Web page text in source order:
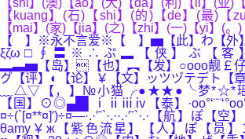
【shi】(澳)【ao】(大)【da】(利)【li】(亚)
【kuang】(石)【shi】(的)【de】(最)【
【mai】(家)【jia】(之)【zhi】(一)【yi】(。)
【 】※永不言爱※【 】▅【此】わ【外
ξζω□∮〓※∴ぷ▂【侠】ぶ【客】
▂▃▅【岛】【也】︻【发】○оοo靓￡仔
グ【评】◐【论】￥【文】ッツヅテデト【
﹏△▽【，】№小猫╭●★★●╰梦*☆*
【国】⊙◎▄█▌ⅰⅱⅲⅳ【泰】
¤÷(`[¤**¤]′)÷¤—·.·′ˉ`·.··.·′ˉ`·.·【航】ぽ【
θamy￥ж【紫色流星】【人】ぽ【员】